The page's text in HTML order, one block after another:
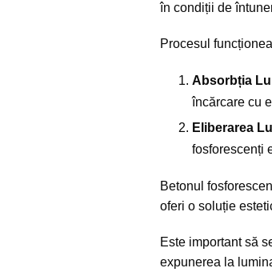
în condiții de
Procesul
Absorbția
încărcare cu
Eliberarea
fosforescenți
Betonul
oferi o soluție
Este important să
expunerea la